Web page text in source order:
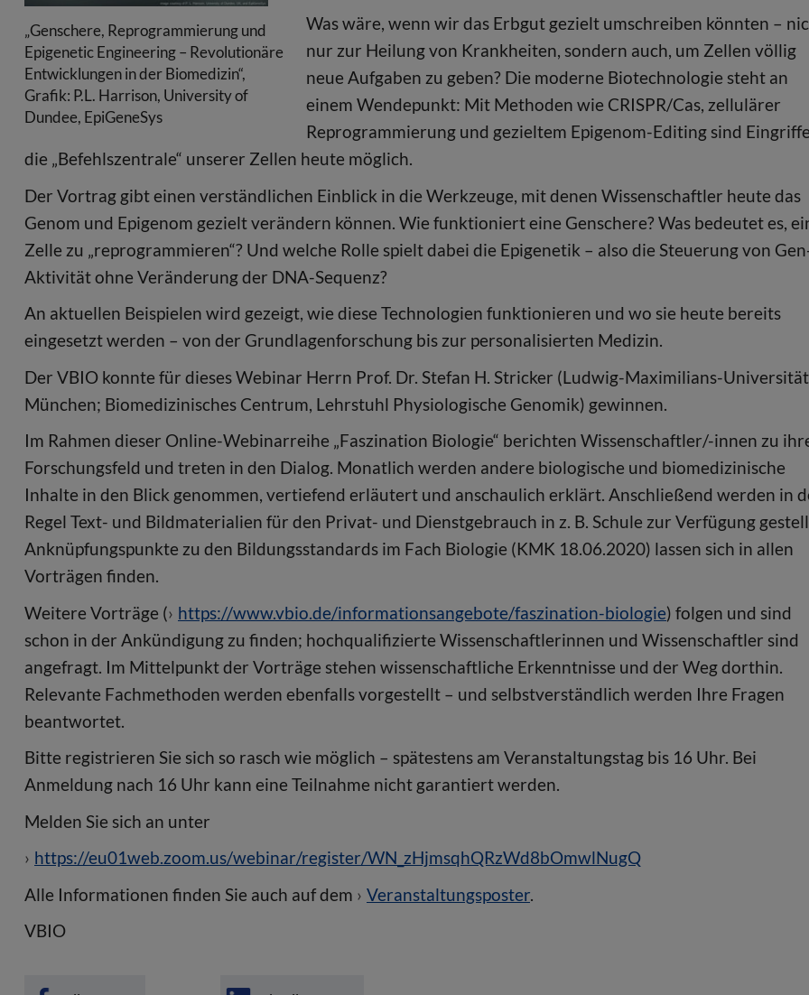
„Genschere, Reprogrammierung und
Epigenetic Engineering – Revolutionäre
Entwicklungen in der Biomedizin“,
Grafik: P.L. Harrison, University of
Dundee, EpiGeneSys
Was wäre, wenn wir das Erbgut gezielt umschreiben könnten –
nur zur Heilung von Krankheiten, sondern auch, um Zellen völlig
neue Aufgaben zu geben? Die moderne Biotechnologie steht an
einem Wendepunkt: Mit Methoden wie CRISPR/Cas, zellulärer
Reprogrammierung und gezieltem Epigenom-Editing sind
die „Befehlszentrale“ unserer Zellen heute möglich.
Der Vortrag gibt einen verständlichen Einblick in die Werkzeuge, mit denen Wissenschaftler heute das
Genom und Epigenom gezielt verändern können. Wie funktioniert eine Genschere? Was bedeutet es,
Zelle zu „reprogrammieren“? Und welche Rolle spielt dabei die Epigenetik – also die Steuerung von
Aktivität ohne Veränderung der DNA-Sequenz?
An aktuellen Beispielen wird gezeigt, wie diese Technologien funktionieren und wo sie heute bereits
eingesetzt werden – von der Grundlagenforschung bis zur personalisierten Medizin.
Der VBIO konnte für dieses Webinar Herrn Prof. Dr. Stefan H. Stricker (Ludwig-Maximilians-Universität
München; Biomedizinisches Centrum, Lehrstuhl Physiologische Genomik) gewinnen.
Im Rahmen dieser Online-Webinarreihe „Faszination Biologie“ berichten Wissenschaftler/-innen zu
Forschungsfeld und treten in den Dialog. Monatlich werden andere biologische und biomedizinische
Inhalte in den Blick genommen, vertiefend erläutert und anschaulich erklärt. Anschließend werden in
Regel Text- und Bildmaterialien für den Privat- und Dienstgebrauch in z. B. Schule zur Verfügung
Anknüpfungspunkte zu den Bildungsstandards im Fach Biologie (KMK 18.06.2020) lassen sich in allen
Vorträgen finden.
Weitere Vorträge ( https://www.vbio.de/informationsangebote/faszination-biologie) folgen und sind
schon in der Ankündigung zu finden; hochqualifizierte Wissenschaftlerinnen und Wissenschaftler sind
angefragt. Im Mittelpunkt der Vorträge stehen wissenschaftliche Erkenntnisse und der Weg dorthin.
Relevante Fachmethoden werden ebenfalls vorgestellt – und selbstverständlich werden Ihre Fragen
beantwortet.
Bitte registrieren Sie sich so rasch wie möglich – spätestens am Veranstaltungstag bis 16 Uhr. Bei
Anmeldung nach 16 Uhr kann eine Teilnahme nicht garantiert werden.
Melden Sie sich an unter
https://eu01web.zoom.us/webinar/register/WN_zHjmsqhQRzWd8bOmwlNugQ
Alle Informationen finden Sie auch auf dem
Veranstaltungsposter
VBIO